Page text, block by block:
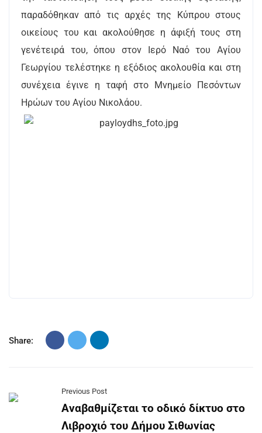
παραδόθηκαν από τις αρχές της Κύπρου στους
οικείους του και ακολούθησε η άφιξή τους στη
γενέτειρά του, όπου στον Ιερό Ναό του Αγίου
Γεωργίου τελέστηκε η εξόδιος ακολουθία και στη
συνέχεια έγινε η ταφή στο Μνημείο Πεσόντων
Ηρώων του Αγίου Νικολάου.
Share:
Previous Post
Αναβαθμίζεται το οδικό δίκτυο στο
Λιβροχιό του Δήμου Σιθωνίας